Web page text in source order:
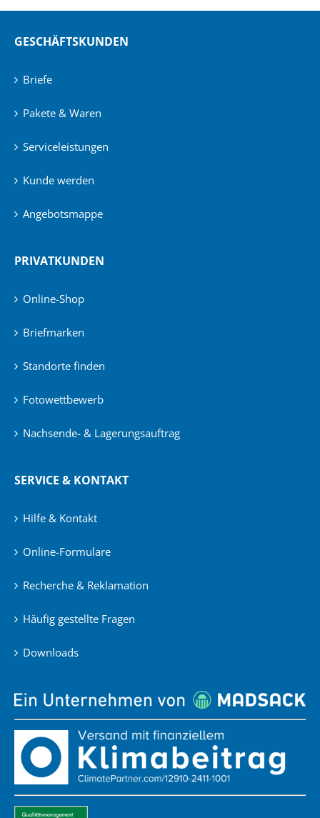
GESCHÄFTSKUNDEN
Briefe
Pakete & Waren
Serviceleistungen
Kunde werden
Angebotsmappe
PRIVATKUNDEN
Online-Shop
Briefmarken
Standorte finden
Fotowettbewerb
Nachsende- & Lagerungsauftrag
SERVICE & KONTAKT
Hilfe & Kontakt
Online-Formulare
Recherche & Reklamation
Häufig gestellte Fragen
Downloads